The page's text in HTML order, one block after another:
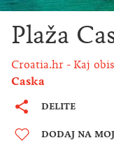
Plaža
Croatia.hr Kaj
Caska
DELITE
DODAJ NA